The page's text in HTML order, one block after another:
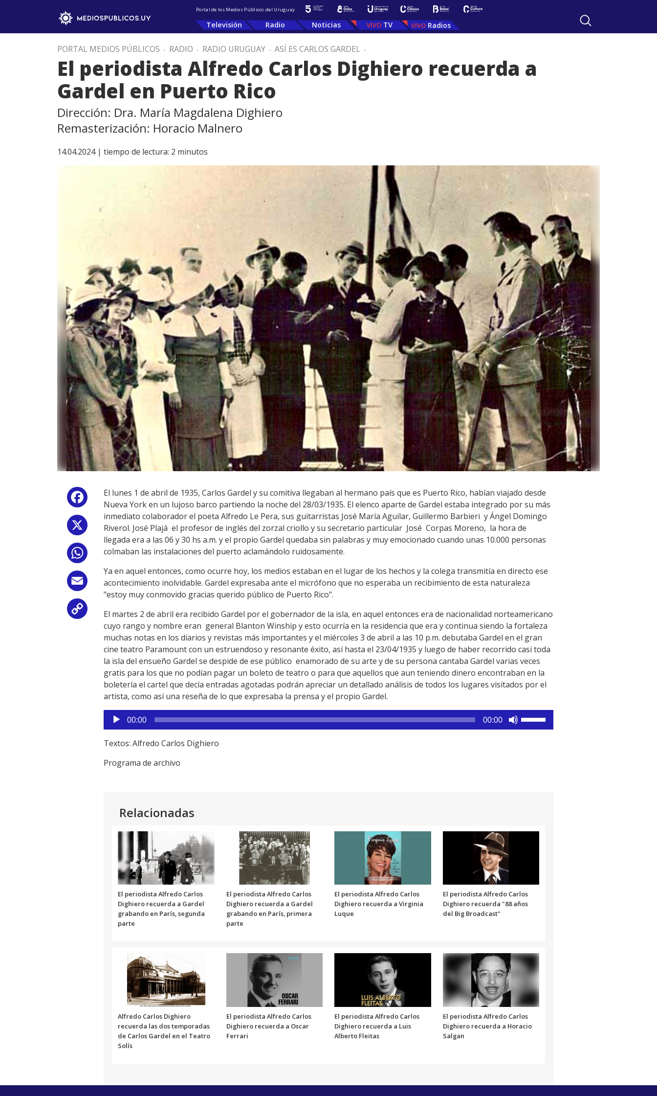
Portal de los Medios Públicos del Uruguay
Televisión Radio Noticias TV Radios
PORTAL MEDIOS PÚBLICOS . RADIO . RADIO URUGUAY . ASÍ ES CARLOS GARDEL .
El periodista Alfredo Carlos Dighiero recuerda a
Gardel en Puerto Rico
Dirección: Dra. María Magdalena Dighiero
Remasterización: Horacio Malnero
14.04.2024 | tiempo de lectura: 2 minutos
Facebook
WhatsApp
Email
Copy
Link
El lunes 1 de abril de 1935, Carlos Gardel y su comitiva llegaban al hermano país que es Puerto Rico, habían viajado desde
Nueva York en un lujoso barco partiendo la noche del 28/03/1935. El elenco aparte de Gardel estaba integrado por su más
inmediato colaborador el poeta Alfredo Le Pera, sus guitarristas José María Aguilar, Guillermo Barbieri y Ángel Domingo
Riverol. José Plajá el profesor de inglés del zorzal criollo y su secretario particular José Corpas Moreno, la hora de
llegada era a las 06 y 30 hs a.m. y el propio Gardel quedaba sin palabras y muy emocionado cuando unas 10.000 personas
colmaban las instalaciones del puerto aclamándolo ruidosamente.
Ya en aquel entonces, como ocurre hoy, los medios estaban en el lugar de los hechos y la colega transmitía en directo ese
acontecimiento inolvidable. Gardel expresaba ante el micrófono que no esperaba un recibimiento de esta naturaleza
"estoy muy conmovido gracias querido público de Puerto Rico".
El martes 2 de abril era recibido Gardel por el gobernador de la isla, en aquel entonces era de nacionalidad norteamericano
cuyo rango y nombre eran general Blanton Winship y esto ocurría en la residencia que era y continua siendo la fortaleza
muchas notas en los diarios y revistas más importantes y el miércoles 3 de abril a las 10 p.m. debutaba Gardel en el gran
cine teatro Paramount con un estruendoso y resonante éxito, así hasta el 23/04/1935 y luego de haber recorrido casi toda
la isla del ensueño Gardel se despide de ese público enamorado de su arte y de su persona cantaba Gardel varias veces
gratis para los que no podían pagar un boleto de teatro o para que aquellos que aun teniendo dinero encontraban en la
boletería el cartel que decía entradas agotadas podrán apreciar un detallado análisis de todos los lugares visitados por el
artista, como así una reseña de lo que expresaba la prensa y el propio Gardel.
Reproductor
de
audio
00:00 00:00
el
Textos: Alfredo Carlos Dighiero
Programa de archivo
Relacionadas
El periodista Alfredo Carlos
Dighiero recuerda a Gardel
grabando en París, segunda
parte
El periodista Alfredo Carlos
Dighiero recuerda a Gardel
grabando en París, primera
parte
El periodista Alfredo Carlos
Dighiero recuerda a Virginia
Luque
El periodista Alfredo Carlos
Dighiero recuerda "88 años
del Big Broadcast"
Alfredo Carlos Dighiero
recuerda las dos temporadas
de Carlos Gardel en el Teatro
Solís
El periodista Alfredo Carlos
Dighiero recuerda a Oscar
Ferrari
El periodista Alfredo Carlos
Dighiero recuerda a Luis
Alberto Fleitas
El periodista Alfredo Carlos
Dighiero recuerda a Horacio
Salgan